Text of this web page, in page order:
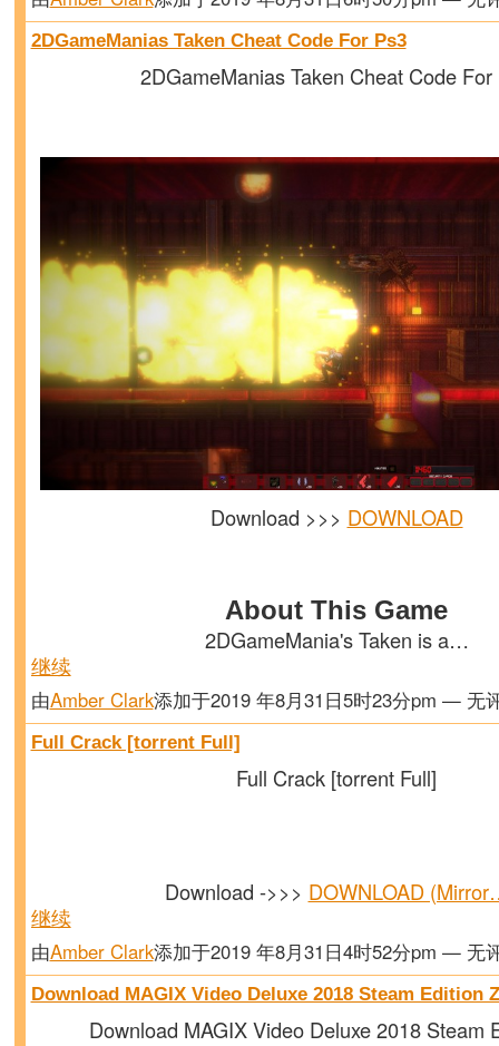
2DGameManias Taken Cheat Code For Ps3
2DGameManias Taken Cheat Code For
Download >>> DOWNLOAD
About This Game
2DGameMania's Taken is a…
继续
由Amber Clark添加于2019 年8月31日5时23分pm — 无
Full Crack [torrent Full]
Full Crack [torrent Full]
Download ->>> DOWNLOAD
继续
由Amber Clark添加于2019 年8月31日4时52分pm — 无
Download MAGIX Video Deluxe 2018 Steam Edition
Download MAGIX Video Deluxe 2018 Steam